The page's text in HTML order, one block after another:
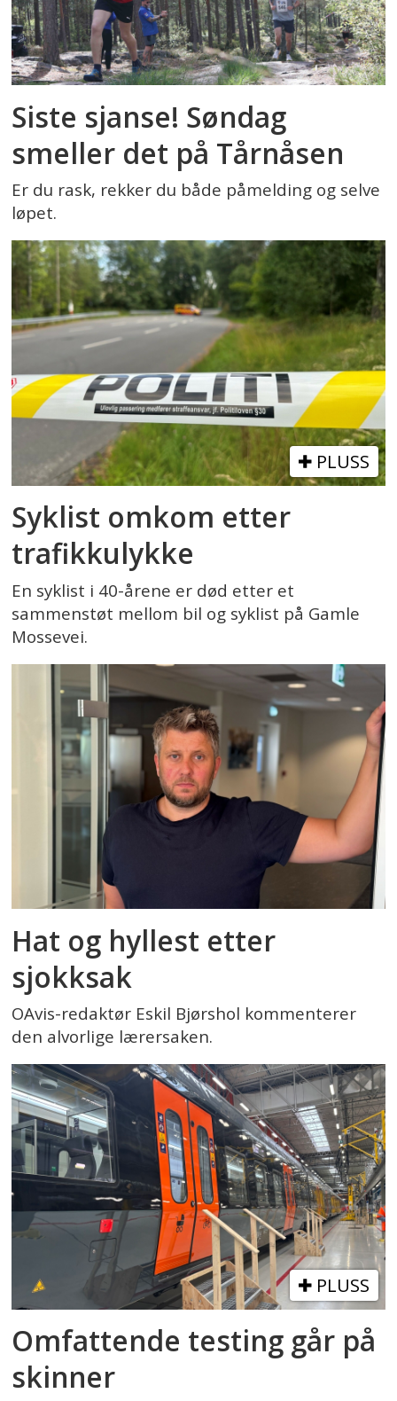
Siste sjanse! Søndag
smeller det på Tårnåsen
Er du rask, rekker du både påmelding og selve
løpet.
PLUSS
Syklist omkom etter
trafikkulykke
En syklist i 40-årene er død etter et
sammenstøt mellom bil og syklist på Gamle
Mossevei.
Hat og hyllest etter
sjokksak
OAvis-redaktør Eskil Bjørshol kommenterer
den alvorlige lærersaken.
PLUSS
Omfattende testing går på
skinner